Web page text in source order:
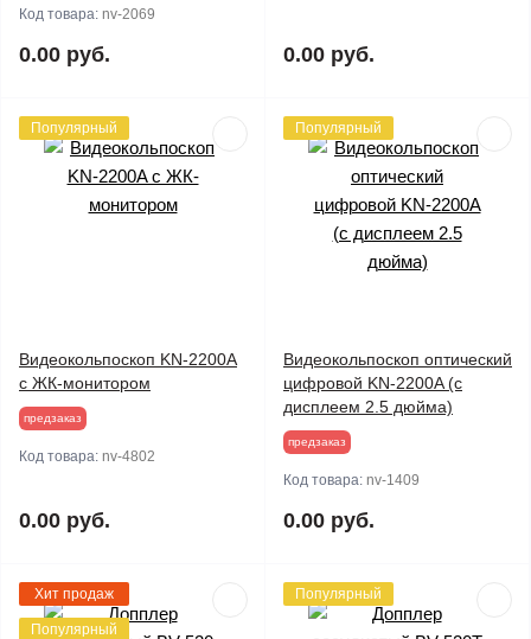
Код товара: nv-2069
0.00 руб. 0.00 руб.
Популярный
Видеокольпоскоп KN-2200A
с ЖК-монитором
предзаказ
Код товара: nv-4802
0.00 руб.
Популярный
Видеокольпоскоп оптический
цифровой KN-2200A (с
дисплеем 2.5 дюйма)
предзаказ
Код товара: nv-1409
0.00 руб.
Хит продаж
Популярный
Популярный